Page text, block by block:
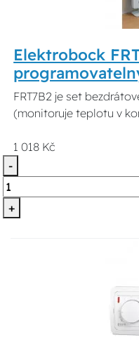
Elektrobock
FRT7B2 je set
(monitoruje teplotu v
1 018 Kč
-
+